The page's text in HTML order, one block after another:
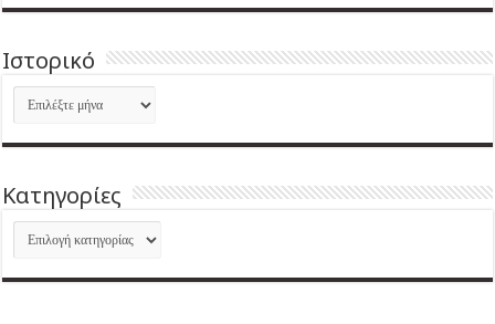
Ιστορικό
Ιστορικό
Kατηγορίες
Kατηγορίες